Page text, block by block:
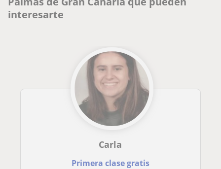
interesarte
Carla
Primera clase gratis